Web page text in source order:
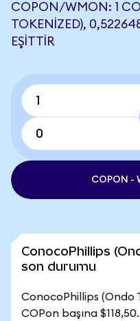
COPON/WMON: 1
TOKENIZED),
EŞITTIR
COPON -
ConocoPhillips
son durumu
ConocoPhillips (Ondo
COPon başına